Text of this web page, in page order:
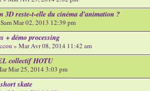
3D reste-t-elle du cinéma d'animation ?
Mar 02, 2013 12:39 pm
+ démo processing
» Mar Avr 08, 2014 11:42 am
collectif HOTU
Mar 25, 2014 3:03 pm
skate